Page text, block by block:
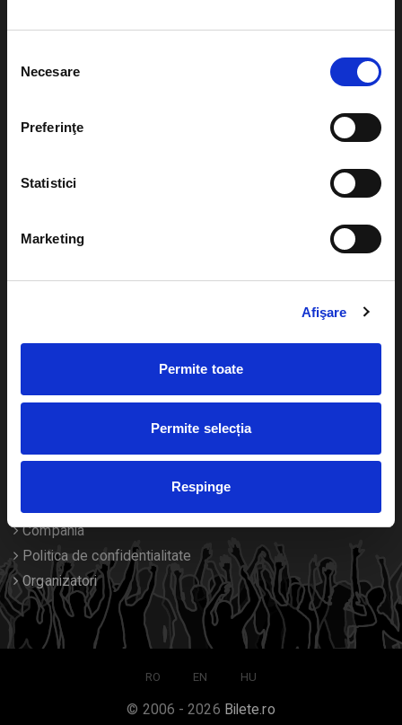
consimțământului
Necesare
Preferinţe
Statistici
Marketing
Afişare
Permite toate
Permite selecția
Respinge
Evenimente
Teatru
festivaluri
Diverse
Despre noi
Contact
Compania
Politica de confidentialitate
Organizatori
RO EN HU
© 2006 - 2026 Bilete.ro